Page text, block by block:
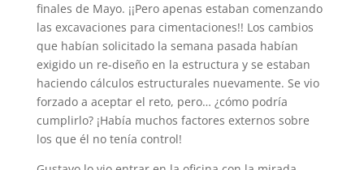
finales de Mayo. ¡¡Pero apenas estaban comenzando
las excavaciones para cimentaciones!! Los cambios
que habían solicitado la semana pasada habían
exigido un re-diseño en la estructura y se estaban
haciendo cálculos estructurales nuevamente. Se vio
forzado a aceptar el reto, pero… ¿cómo podría
cumplirlo? ¡Había muchos factores externos sobre
los que él no tenía control!